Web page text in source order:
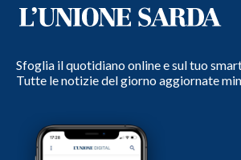
Sfoglia il quotidiano online e sul tuo
Tutte le notizie del giorno aggiornate